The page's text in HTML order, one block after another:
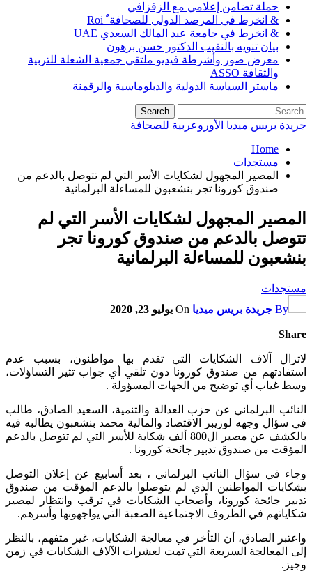
حملة تضامن إعلامي مع الزفزافي
& انخرط في المرصد الدولي للصحافة ٌ Roi
& انخرط في جامعة عبد المالك السعدي UAE
بيان تنويه بالنقيب الدكتور حسن برهون
معرض صور وأشرطة فيديو ملتقى جمعية الشعلة للتربية
والثقافة ASSO
ماستر السياسة الدولية والدبلوماسية والرقمنة
جريدة بريس ميديا الأوروعربية للصحافة
Home
مستجدات
المصير المجهول لشكايات الأسر التي لم تتوصل بالدعم من
صندوق كورونا تجر بنشعبون للمساءلة البرلمانية
المصير المجهول لشكايات الأسر التي لم
تتوصل بالدعم من صندوق كورونا تجر
بنشعبون للمساءلة البرلمانية
مستجدات
By جريدة بريس ميديا On يوليو 23, 2020
Share
لاتزال آلاف الشكايات التي تقدم بها مواطنون، بسبب عدم
استفادتهم من صندوق كورونا دون تلقي أي جواب تثير التساؤلات،
وسط غياب أي توضيح من الجهات المسؤولة .
النائب البرلماني عن حزب العدالة والتنمية، السعيد الصادق، طالب
في سؤال وجهه لوزيبر الاقتصاد والمالية محمد بنشعبون يطالبه فيه
بالكشف عن مصير ال800 ألف شكاية للأسر التي لم تتوصل بالدعم
المؤقت من صندوق تدبير جائحة كورونا .
وجاء في سؤال النائب البرلماني ، بعد أسابيع عن إعلان التوصل
بشكايات المواطنين الذي لم يتوصلوا بالدعم المؤقت من صندوق
تدبير جائحة كورونا، وأصحاب الشكايات في ترقب وانتظار لمصير
شكاياتهم في الظروف الاجتماعية الصعبة التي يواجهونها وأسرهم.
واعتبر الصادق، أن التأخر في معالجة الشكايات، غير متفهم، بالنظر
إلى المعالجة السريعة التي تمت لعشرات الآلاف الشكايات في زمن
وجيز.